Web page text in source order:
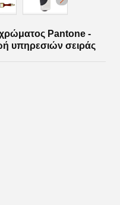
Pantone -
υπηρεσιών σειράς